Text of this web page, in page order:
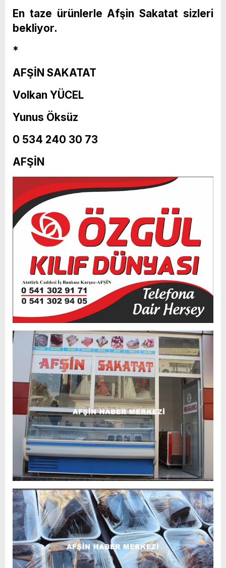
En taze ürünlerle Afşin Sakatat sizleri
bekliyor.
*
AFŞİN SAKATAT
Volkan YÜCEL
Yunus Öksüz
0 534 240 30 73
AFŞİN